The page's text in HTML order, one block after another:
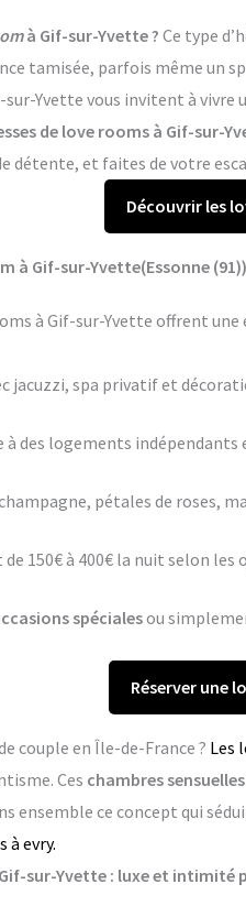
à Gif-sur-Yvette ? Ce type
tamisée, parfois même un
Yvette vous invitent à vivre
de love rooms à Gif-sur-
détente, et faites de votre
Découvrir les
à Gif-sur-Yvette(Essonne
à Gif-sur-Yvette offrent
jacuzzi, spa privatif et
à des logements indépendants
pétales de roses,
150€ à 400€ la nuit selon les
spécialesou
Réserver une
couple en Île-de-France ? Les
Ces chambres sensuelles
ensemble ce concept qui
à evry.
sur-Yvette : luxe et intimité